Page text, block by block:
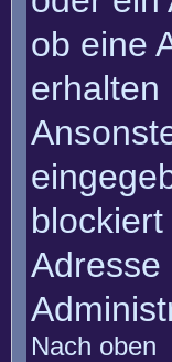
ob eine
erhalten
Adresse
Nach oben